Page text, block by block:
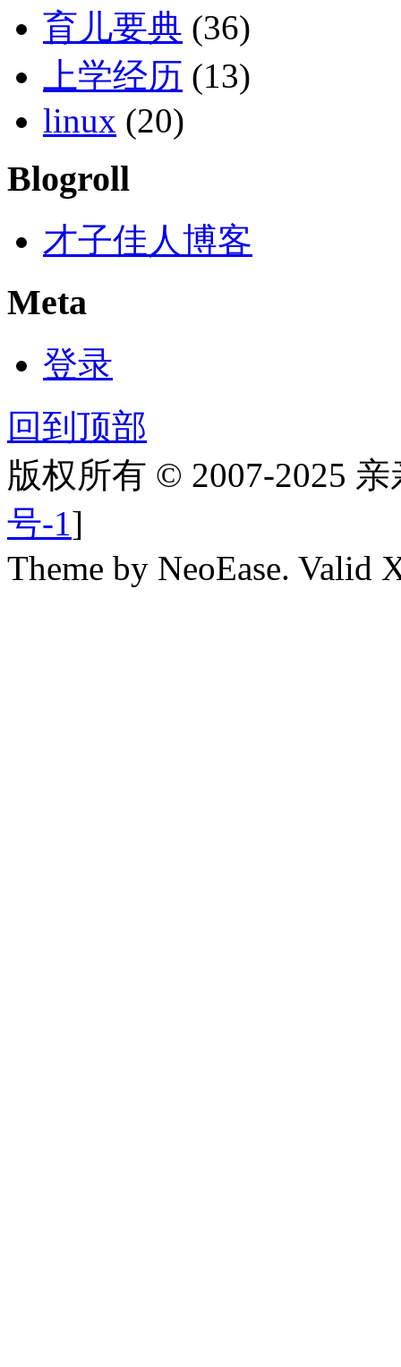
育儿要典 (36)
上学经历 (13)
linux (20)
Blogroll
才子佳人博客
Meta
登录
回到顶部
版权所有 © 2007-2025
号-1]
Theme by NeoEase. Valid